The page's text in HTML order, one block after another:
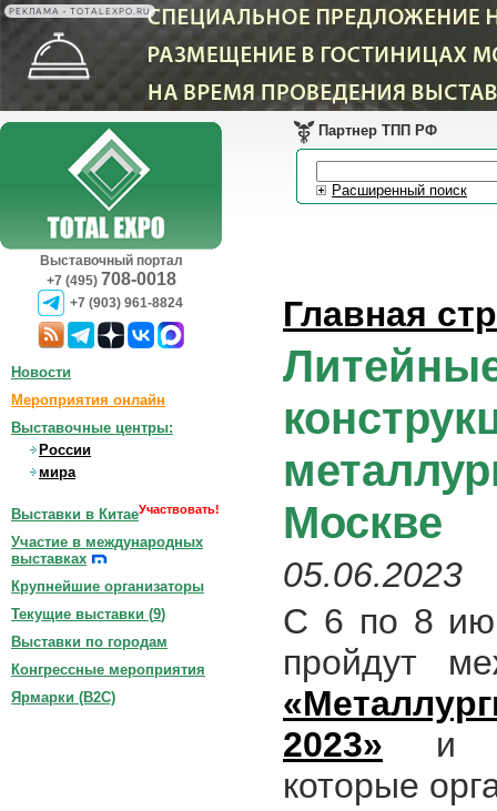
РЕКЛАМА • TOTALEXPO.RU
Выставочный портал
+7 (495) 708-0018
+7 (903) 961-8824
Партнер ТПП РФ
Расширенный поиск
Главная
Москве
05.06.2023
С 6 по 8
пройдут
2023»
которые
Новости
Мероприятия онлайн
Выставочные центры:
России
мира
Выставки в КитаеУчаствовать!
Участие в международных
выставках
Крупнейшие организаторы
Текущие выставки (9)
Выставки по городам
Конгрессные мероприятия
Ярмарки (B2C)